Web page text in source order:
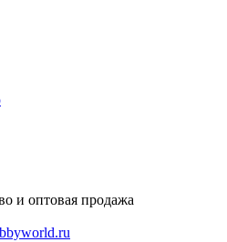
и оптовая продажа